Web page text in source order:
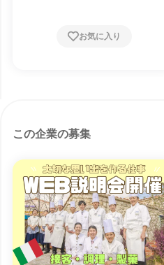
お気に入り
この企業の募集